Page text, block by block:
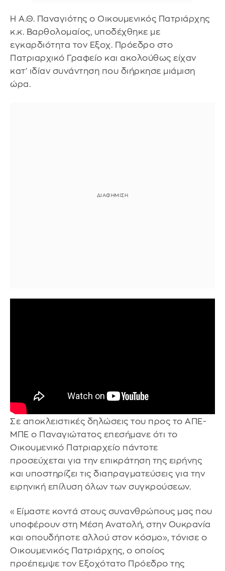
Η Α.Θ. Παναγιότης ο Οικουμενικός Πατριάρχης
κ.κ. Βαρθολομαίος, υποδέχθηκε με
εγκαρδιότητα τον Εξοχ. Πρόεδρο στο
Πατριαρχικό Γραφείο και ακολούθως είχαν
κατ' ιδίαν συνάντηση που διήρκησε μιάμιση
ώρα.
Ουκρανία.
Σε αποκλειστικές δηλώσεις του προς το ΑΠΕ-
ΜΠΕ ο Παναγιώτατος επεσήμανε ότι το
Οικουμενικό Πατριαρχείο πάντοτε
προσεύχεται για την επικράτηση της ειρήνης
και υποστηρίζει τις διαπραγματεύσεις για την
ειρηνική επίλυση όλων των συγκρούσεων.
«Είμαστε κοντά στους συνανθρώπους μας που
υποφέρουν στη Μέση Ανατολή, στην Ουκρανία
και οπουδήποτε αλλού στον κόσμο», τόνισε ο
Οικουμενικός Πατριάρχης, ο οποίος
προέπεμψε τον Εξοχότατο Πρόεδρο της